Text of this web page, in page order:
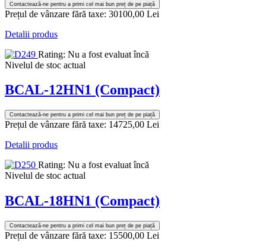
Contactează-ne pentru a primi cel mai bun preț de pe piață
Prețul de vânzare fără taxe: 30100,00 Lei
Detalii produs
Rating: Nu a fost evaluat încă
Nivelul de stoc actual
BCAL-12HN1 (Compact)
Contactează-ne pentru a primi cel mai bun preț de pe piață
Prețul de vânzare fără taxe: 14725,00 Lei
Detalii produs
Rating: Nu a fost evaluat încă
Nivelul de stoc actual
BCAL-18HN1 (Compact)
Contactează-ne pentru a primi cel mai bun preț de pe piață
Prețul de vânzare fără taxe: 15500,00 Lei